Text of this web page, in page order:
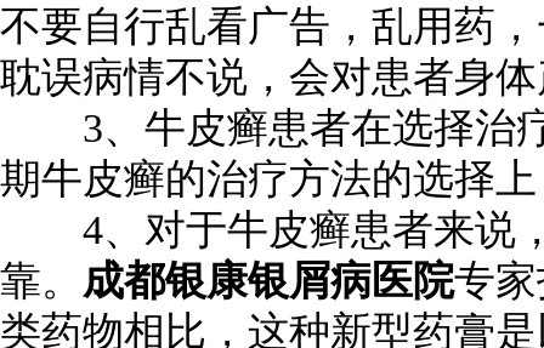
不要自行乱看广告，乱用药
耽误病情不说，会对患者身
3、牛皮癣患者在选择治
期牛皮癣的治疗方法的选择
4、对于牛皮癣患者来说
靠。 成都银康银屑病医院专
类药物相比，这种新型药膏